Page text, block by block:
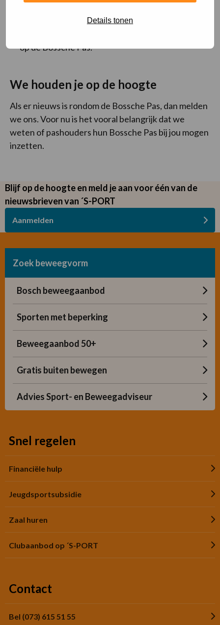
Details tonen
op de Bossche Pas.
We houden je op de hoogte
Als er nieuws is rondom de Bossche Pas, dan melden
we ons. Voor nu is het vooral belangrijk dat we
weten of pashouders hun Bossche Pas bij jou mogen
inzetten.
Blijf op de hoogte en meld je aan voor één van de
nieuwsbrieven van ´S-PORT
Aanmelden
Zoek beweegvorm
Bosch beweegaanbod
Sporten met beperking
Beweegaanbod 50+
Gratis buiten bewegen
Advies Sport- en Beweegadviseur
Snel regelen
Financiële hulp
Jeugdsportsubsidie
Zaal huren
Clubaanbod op ´S-PORT
Contact
Bel (073) 615 51 55